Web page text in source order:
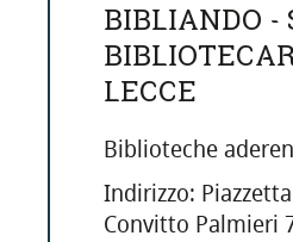
BIBLIANDO -
LECCE
Biblioteche
Indirizzo:
Convitto Palmieri